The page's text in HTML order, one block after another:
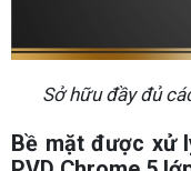
Sở hữu đầy đủ
Bề mặt được xử